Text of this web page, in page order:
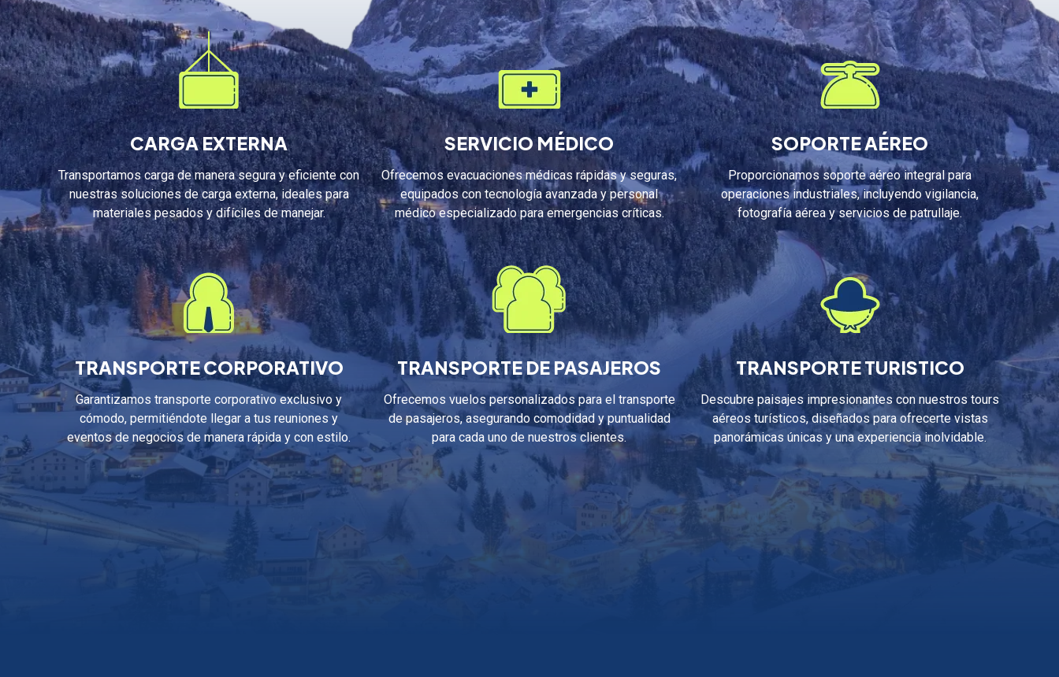
CARGA EXTERNA
Transportamos carga de manera segura y eficiente con
nuestras soluciones de carga externa, ideales para
materiales pesados y difíciles de manejar.
SERVICIO MÉDICO
Ofrecemos evacuaciones médicas rápidas y seguras,
equipados con tecnología avanzada y personal
médico especializado para emergencias críticas.
SOPORTE AÉREO
Proporcionamos soporte aéreo integral para
operaciones industriales, incluyendo vigilancia,
fotografía aérea y servicios de patrullaje.
TRANSPORTE CORPORATIVO
Garantizamos transporte corporativo exclusivo y
cómodo, permitiéndote llegar a tus reuniones y
eventos de negocios de manera rápida y con estilo.
TRANSPORTE DE PASAJEROS
Ofrecemos vuelos personalizados para el transporte
de pasajeros, asegurando comodidad y puntualidad
para cada uno de nuestros clientes.
TRANSPORTE TURISTICO
Descubre paisajes impresionantes con nuestros tours
aéreos turísticos, diseñados para ofrecerte vistas
panorámicas únicas y una experiencia inolvidable.